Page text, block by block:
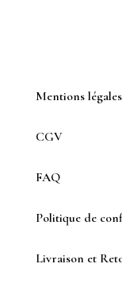
Mentions légales
CGV
FAQ
Politique de
Livraison et